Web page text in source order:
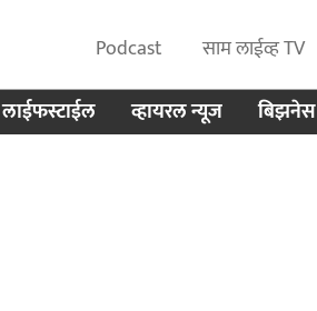
Podcast साम लाईव्ह TV
लाईफस्टाईल व्हायरल न्यूज बिझनेस